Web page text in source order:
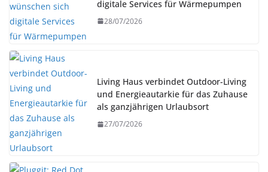
digitale Services für Wärmepumpen
28/07/2026
Living Haus verbindet Outdoor-Living
und Energieautarkie für das Zuhause
als ganzjährigen Urlaubsort
27/07/2026